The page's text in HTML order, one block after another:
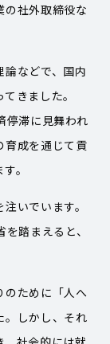
の社外取締役な
などで、国内
きました。
停滞に見舞われ
育成を通じて貢
。
いでいます。
踏まえると、
のために「人へ
。しかし、それ